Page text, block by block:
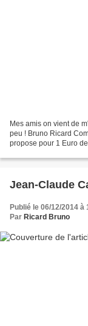
Mes amis on vient de
peu ! Bruno Ricard
propose pour 1 Euro
Jean-Claude
Publié le 06/12/2014 à
Par Ricard Bruno